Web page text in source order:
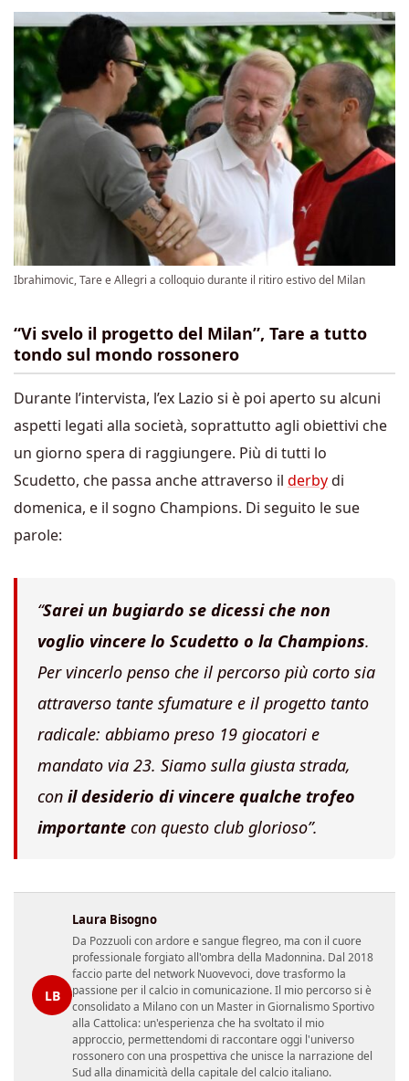
Ibrahimovic, Tare e Allegri a colloquio durante il ritiro estivo del Milan
“Vi svelo il progetto del Milan”, Tare a tutto
tondo sul mondo rossonero
Durante l’intervista, l’ex Lazio si è poi aperto su alcuni
aspetti legati alla società, soprattutto agli obiettivi che
un giorno spera di raggiungere. Più di tutti lo
Scudetto, che passa anche attraverso il derbydi
domenica, e il sogno Champions. Di seguito le sue
parole:
“Sarei un bugiardo se dicessi che non
voglio vincere lo Scudetto o la Champions.
Per vincerlo penso che il percorso più corto sia
attraverso tante sfumature e il progetto tanto
radicale: abbiamo preso 19 giocatori e
mandato via 23. Siamo sulla giusta strada,
con il desiderio di vincere qualche trofeo
importante con questo club glorioso”.
LB
Laura Bisogno
Da Pozzuoli con ardore e sangue flegreo, ma con il cuore
professionale forgiato all'ombra della Madonnina. Dal 2018
faccio parte del network Nuovevoci, dove trasformo la
passione per il calcio in comunicazione. Il mio percorso si è
consolidato a Milano con un Master in Giornalismo Sportivo
alla Cattolica: un'esperienza che ha svoltato il mio
approccio, permettendomi di raccontare oggi l'universo
rossonero con una prospettiva che unisce la narrazione del
Sud alla dinamicità della capitale del calcio italiano.